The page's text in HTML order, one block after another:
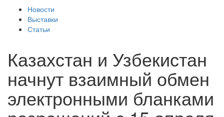
Новости
Выставки
Статьи
Казахстан и Узбекистан
начнут взаимный обмен
электронными бланками